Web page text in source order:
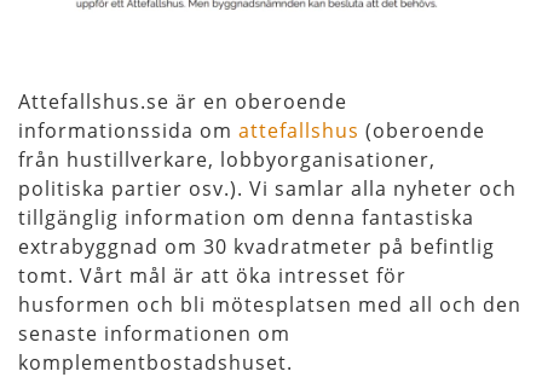
Attefallshus.se är en oberoende
informationssida om attefallshus (oberoende
från hustillverkare, lobbyorganisationer,
politiska partier osv.). Vi samlar alla nyheter och
tillgänglig information om denna fantastiska
extrabyggnad om 30 kvadratmeter på befintlig
tomt. Vårt mål är att öka intresset för
husformen och bli mötesplatsen med all och den
senaste informationen om
komplementbostadshuset.